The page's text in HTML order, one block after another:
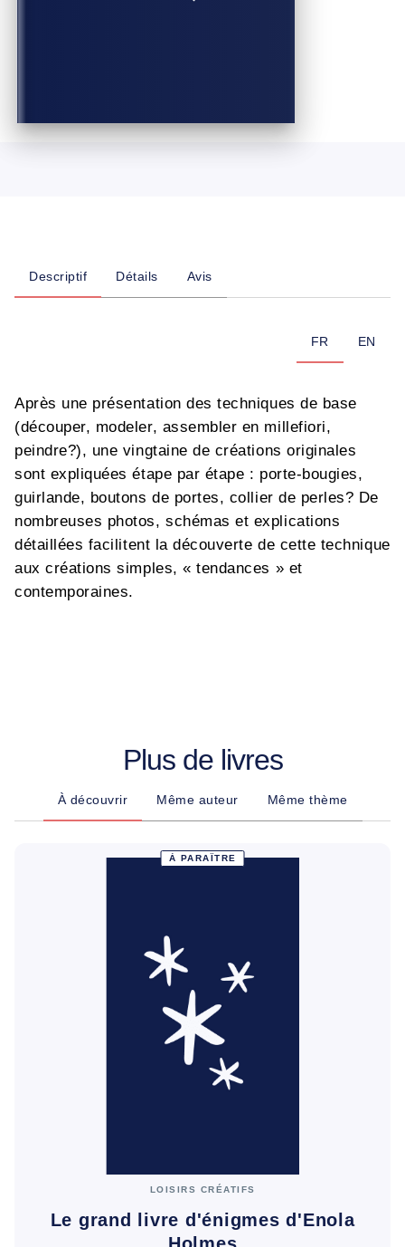
Descriptif Détails Avis
FR EN
Après une présentation des techniques de base
(découper, modeler, assembler en millefiori,
peindre?), une vingtaine de créations originales
sont expliquées étape par étape : porte-bougies,
guirlande, boutons de portes, collier de perles? De
nombreuses photos, schémas et explications
détaillées facilitent la découverte de cette technique
aux créations simples, « tendances » et
contemporaines.
Plus de livres
À découvrir Même auteur Même thème
À PARAÎTRE
LOISIRS CRÉATIFS
Le grand livre d'énigmes d'Enola